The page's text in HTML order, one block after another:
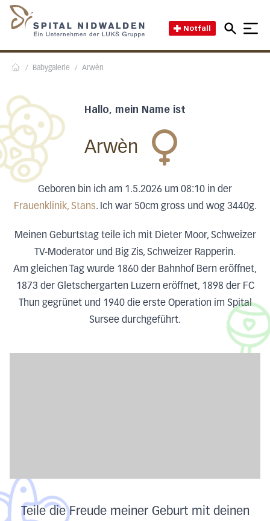
Notfall
/ Babygalerie / Arwèn
Hallo, mein Name ist
Arwèn
Geboren bin ich am 1.5.2026 um 08:10 in der
Frauenklinik, Stans. Ich war 50cm gross und wog 3440g.
Meinen Geburtstag teile ich mit Dieter Moor, Schweizer
TV-Moderator und Big Zis, Schweizer Rapperin.
Am gleichen Tag wurde 1860 der Bahnhof Bern eröffnet,
1873 der Gletschergarten Luzern eröffnet, 1898 der FC
Thun gegrünet und 1940 die erste Operation im Spital
Sursee durchgeführt.
Teile die Freude meiner Geburt mit deinen